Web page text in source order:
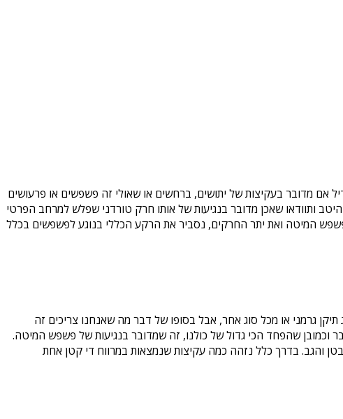
אם מדובר בעקיצות של יתושים, ברחשים או שאולי זה פשפשים או פרעושים
ותוודאו שאכן מדובר בנגיעות של אותו חרק טורדני שפלש למרחב הפרטי
המיטה ואת יתר החרקים, נסביר את הרקע הכללי בנוגע לפשפשים בכלל
גרמני או מכל סוג אחר, אבל בסופו של דבר מה שאנחנו צריכים זה
וכמובן שהפחד הכי גדול של כולנו, זה שמדובר בנגיעות של פשפש המיטה.
והגב. בדרך כלל נזהה כמה עקיצות שנמצאות במרווח די קטן אחת